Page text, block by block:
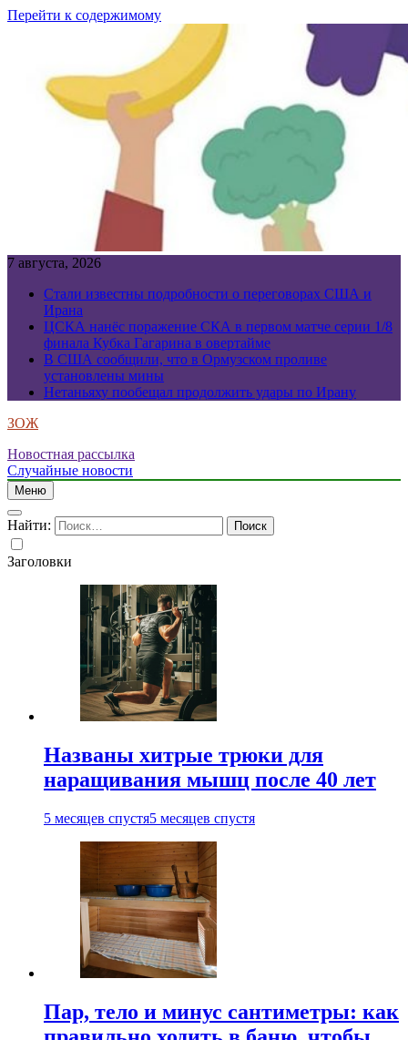
Перейти к содержимому
7 августа, 2026
Стали известны подробности о переговорах США и
Ирана
ЦСКА нанёс поражение СКА в первом матче серии 1/8
финала Кубка Гагарина в овертайме
В США сообщили, что в Ормузском проливе
установлены мины
Нетаньяху пообещал продолжить удары по Ирану
ЗОЖ
Новостная рассылка
Случайные новости
Меню
Найти:
Заголовки
Названы хитрые трюки для
наращивания мышц после 40 лет
5 месяцев спустя5 месяцев спустя
Пар, тело и минус сантиметры: как